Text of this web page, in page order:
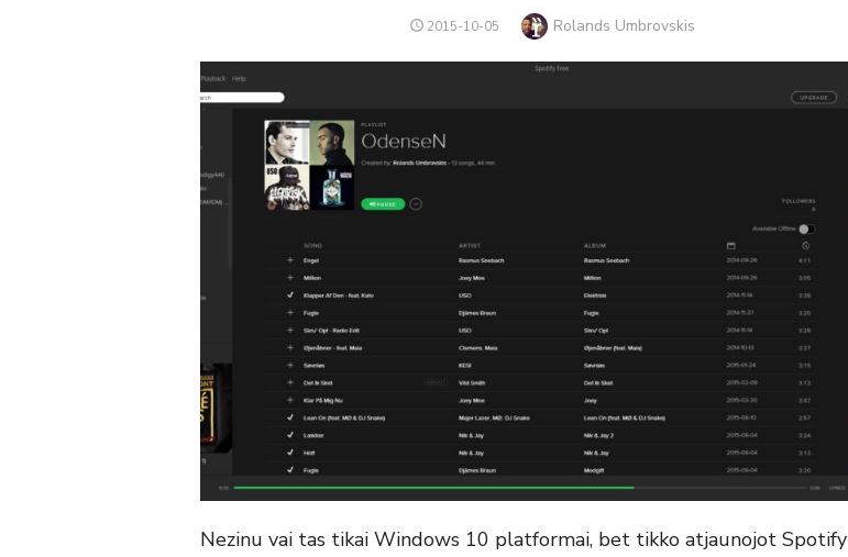
POSTED
2015-10-05 Author
Rolands Umbrovskis
Nezinu vai tas tikai Windows 10 platformai, bet tikko atjaunojot Spotify